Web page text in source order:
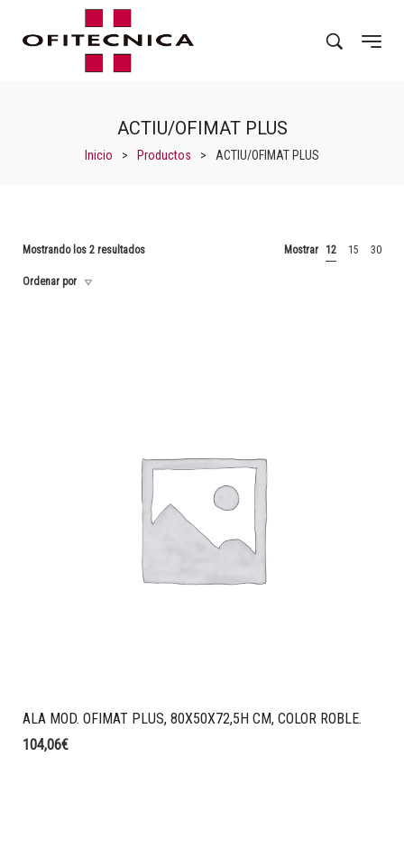
ACTIU/OFIMAT PLUS
Inicio > Productos > ACTIU/OFIMAT PLUS
Mostrando los 2 resultados Mostrar 12 15 30
Ordenar por
ALA MOD. OFIMAT PLUS, 80X50X72,5H CM, COLOR ROBLE.
104,06€